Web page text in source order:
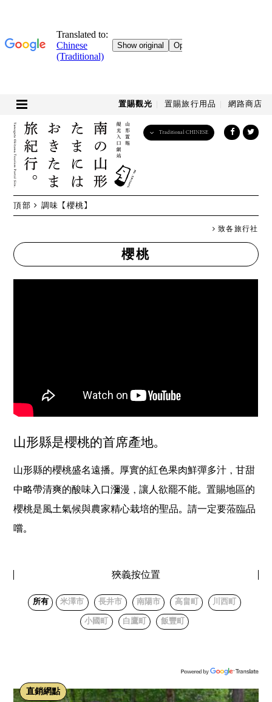
置賜觀光 置賜旅行用品 網路商店
Traditional CHINESE
頂部 調味 【櫻桃】
致各旅行社
櫻桃
山形縣是櫻桃的首席產地。
山形縣的櫻桃盛名遠播。厚實的紅色果肉鮮彈多汁，甘甜
中略帶清爽的酸味入口瀰漫，讓人欲罷不能。置賜地區的
櫻桃是風土氣候與農家精心栽培的聖品。請一定要蒞臨品
嚐。
狹義按位置
所有 米澤市 長井市 南陽市 高畠町 川西町
小國町 白鷹町 飯豐町
直銷網點